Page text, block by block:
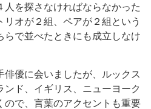
人を探さなければならなかった
オが２組、ペアが２組という
らで並べたときにも成立しなけ
優に会いましたが、ルックス
ンド、イギリス、ニューヨーク
ので、言葉のアクセントも重要